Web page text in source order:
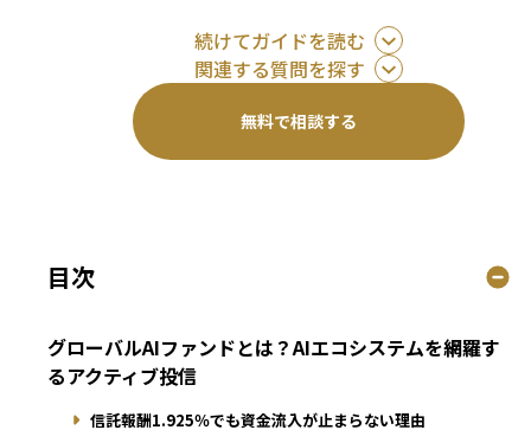
続けてガイドを読む
関連する質問を探す
無料で相談する
目次
グローバルAIファンドとは？AIエコシステムを網羅す
るアクティブ投信
信託報酬1.925％でも資金流入が止まらない理由